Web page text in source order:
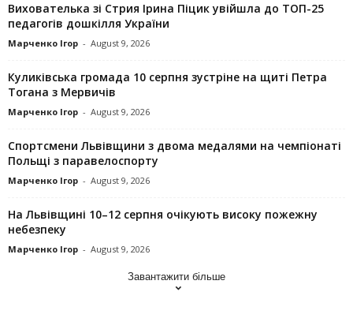
Вихователька зі Стрия Ірина Піцик увійшла до ТОП-25
педагогів дошкілля України
Марченко Ігор - August 9, 2026
Куликівська громада 10 серпня зустріне на щиті Петра
Тогана з Мервичів
Марченко Ігор - August 9, 2026
Спортсмени Львівщини з двома медалями на чемпіонаті
Польщі з паравелоспорту
Марченко Ігор - August 9, 2026
На Львівщині 10–12 серпня очікують високу пожежну
небезпеку
Марченко Ігор - August 9, 2026
Завантажити більше